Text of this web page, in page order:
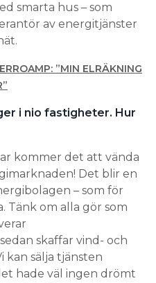
smarta hus – som
av energitjänster
”MIN ELRÄKNING
i nio fastigheter. Hur
kommer det att vända
Det blir en
– som för
Tänk om alla gör som
skaffar vind- och
kan sälja tjänsten
hade väl ingen drömt